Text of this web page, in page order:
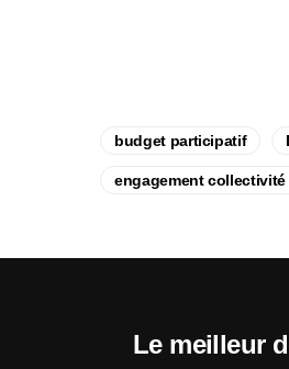
budget participatif
engagement
Le meilleur